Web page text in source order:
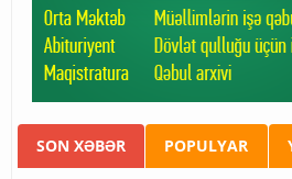
SON XƏBƏR POPULYAR